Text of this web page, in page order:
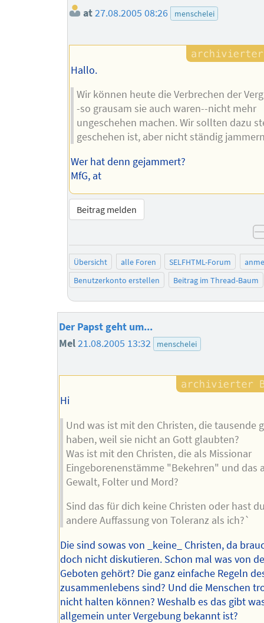
at27.08.2005 08:26 menschelei
Hallo.
Wir können heute die Verbrechen der
-so grausam sie auch waren--nicht mehr
ungeschehen machen. Wir sollten dazu
geschehen ist, aber nicht ständig
Wer hat denn gejammert?
MfG, at
Beitrag melden
Übersicht alle Foren SELFHTML-Forum
Benutzerkonto erstellen
Beitrag im Thread-Baum
Der Papst geht um...
Mel21.08.2005 13:32 menschelei
Hi
Und was ist mit den Christen, die tausende
haben, weil sie nicht an Gott glaubten?
Was ist mit den Christen, die als Missionar
Eingeborenenstämme "Bekehren" und das
Gewalt, Folter und Mord?
Sind das für dich keine Christen oder hast
andere Auffassung von Toleranz als ich?`
Die sind sowas von _keine_ Christen, da
doch nicht diskutieren. Schon mal was von
Geboten gehört? Die ganz einfache Regeln
zusammenlebens sind? Und die Menschen
nicht halten können? Weshalb es das gibt
allgemein unter Vergebung bekannt ist?